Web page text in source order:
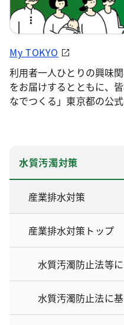
My TOKYO
利用者一人ひとりの興味
をお届けするとともに、
なでつくる」東京都の公
水質汚濁対策
産業排水対策
産業排水対策トップ
水質汚濁防止法等
水質汚濁防止法に